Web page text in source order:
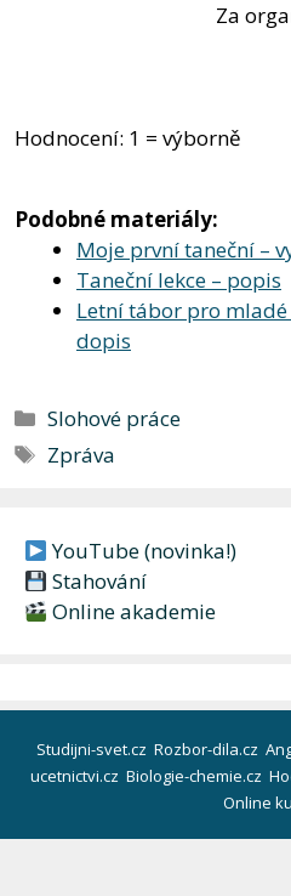
Za
Hodnocení: 1 = výborně
Podobné materiály:
Moje první taneční –
Taneční lekce – popis
Letní tábor pro
dopis
Rubriky
Slohové práce
Štítky
Zpráva
YouTube (novinka!)
Stahování
Online akademie
Studijni-svet.cz Rozbor-dila.cz
ucetnictvi.cz Biologie-chemie.cz
Online